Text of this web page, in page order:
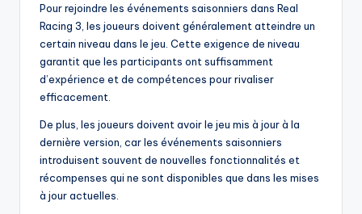
Pour rejoindre les événements saisonniers dans Real
Racing 3, les joueurs doivent généralement atteindre un
certain niveau dans le jeu. Cette exigence de niveau
garantit que les participants ont suffisamment
d’expérience et de compétences pour rivaliser
efficacement.
De plus, les joueurs doivent avoir le jeu mis à jour à la
dernière version, car les événements saisonniers
introduisent souvent de nouvelles fonctionnalités et
récompenses qui ne sont disponibles que dans les mises
à jour actuelles.